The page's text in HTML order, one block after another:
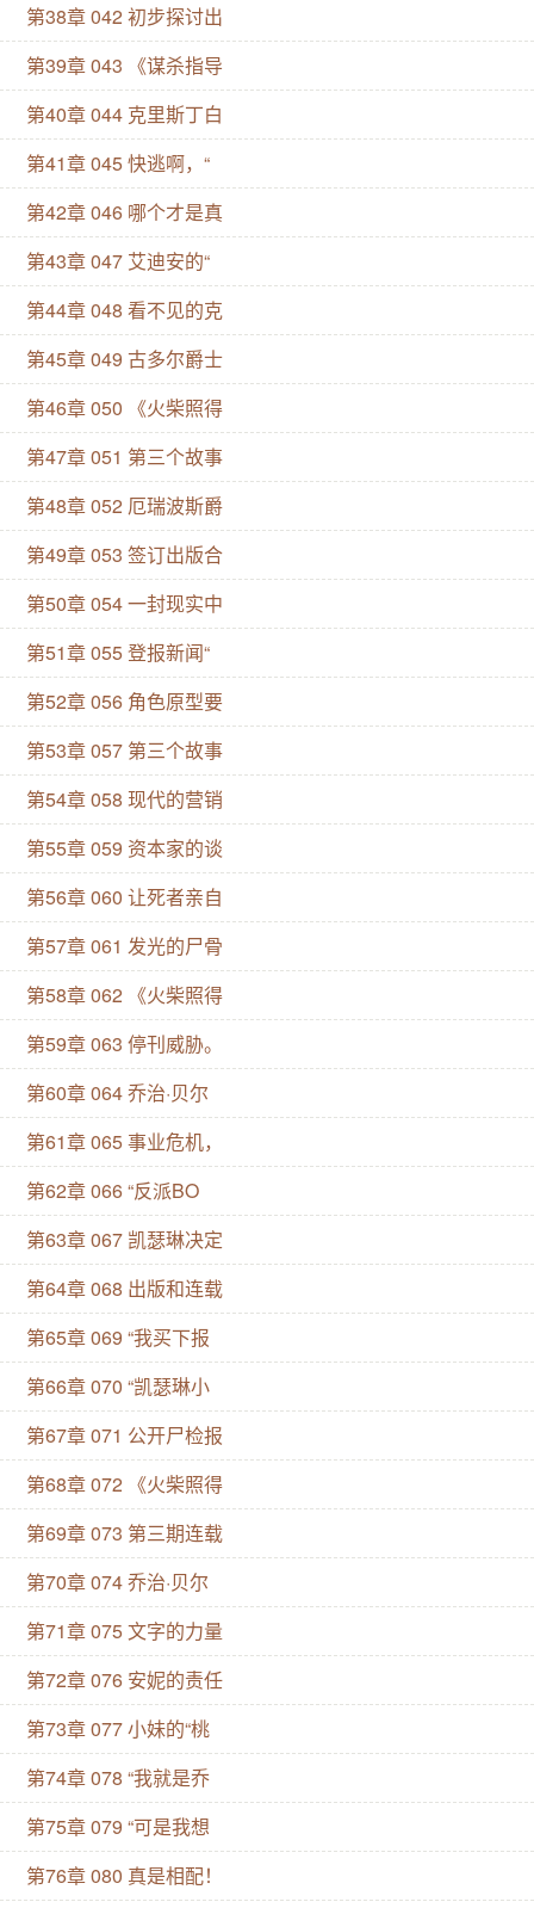
第38章 042 初步探讨出
第39章 043 《谋杀指导
第40章 044 克里斯丁白
第41章 045 快逃啊，“
第42章 046 哪个才是真
第43章 047 艾迪安的“
第44章 048 看不见的克
第45章 049 古多尔爵士
第46章 050 《火柴照得
第47章 051 第三个故事
第48章 052 厄瑞波斯爵
第49章 053 签订出版合
第50章 054 一封现实中
第51章 055 登报新闻“
第52章 056 角色原型要
第53章 057 第三个故事
第54章 058 现代的营销
第55章 059 资本家的谈
第56章 060 让死者亲自
第57章 061 发光的尸骨
第58章 062 《火柴照得
第59章 063 停刊威胁。
第60章 064 乔治·贝尔
第61章 065 事业危机，
第62章 066 “反派BO
第63章 067 凯瑟琳决定
第64章 068 出版和连载
第65章 069 “我买下报
第66章 070 “凯瑟琳小
第67章 071 公开尸检报
第68章 072 《火柴照得
第69章 073 第三期连载
第70章 074 乔治·贝尔
第71章 075 文字的力量
第72章 076 安妮的责任
第73章 077 小妹的“桃
第74章 078 “我就是乔
第75章 079 “可是我想
第76章 080 真是相配！